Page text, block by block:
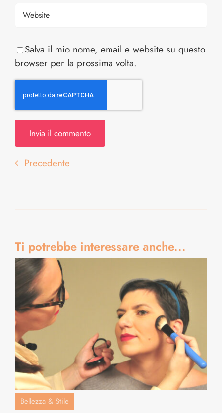
Salva il mio nome, email e website su questo
browser per la prossima volta.
Precedente
Ti potrebbe interessare anche...
Bellezza & Stile